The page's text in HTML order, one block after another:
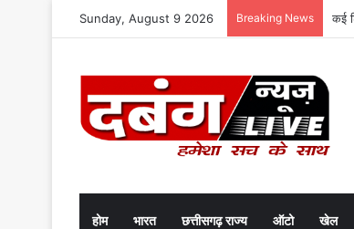
Sunday, August 9 2026 Breaking News कई
होम भारत छत्तीसगढ़ राज्य ऑटो खेल